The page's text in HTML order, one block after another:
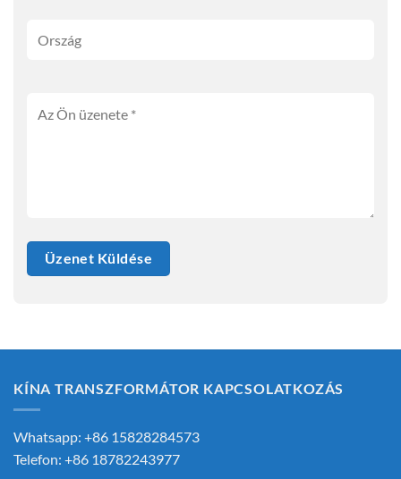
KÍNA TRANSZFORMÁTOR KAPCSOLATKOZÁS
Whatsapp: +86 15828284573
Telefon: +86 18782243977